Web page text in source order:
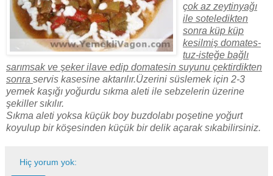
çok az zeytinyağı
ile soteledikten
sonra küp küp
kesilmiş domates-
tuz-isteğe bağlı
sarımsak ve şeker ilave edip domatesin suyunu çektirdikten
sonra servis kasesine aktarılır.Üzerini süslemek için 2-3
yemek kaşığı yoğurdu sıkma aleti ile sebzelerin üzerine
şekiller sıkılır.
Sıkma aleti yoksa küçük boy buzdolabı poşetine yoğurt
koyulup bir köşesinden küçük bir delik açarak sıkabilirsiniz.
Hiç yorum yok: